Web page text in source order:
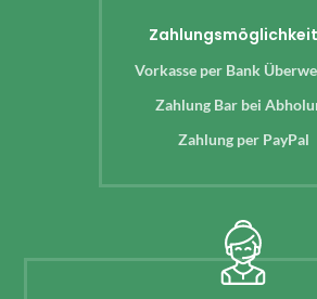
Vorkasse per Bank
Zahlung Bar bei
Zahlung per PayPal